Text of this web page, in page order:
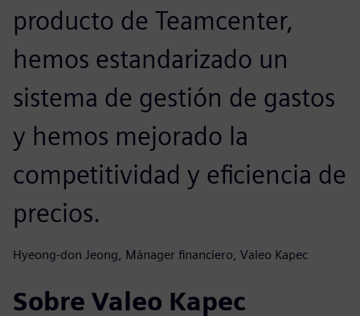
producto de Teamcenter,
hemos estandarizado un
sistema de gestión de gastos
y hemos mejorado la
competitividad y eficiencia de
precios.
Hyeong-don Jeong, Mánager financiero, Valeo Kapec
Sobre Valeo Kapec